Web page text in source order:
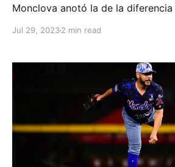
Monclova anotó la de la diferencia
California; 28 de julio de 2023.
abridores y relevistas nos
en el arranque de
Jul 29, 20232 min read